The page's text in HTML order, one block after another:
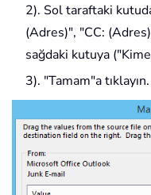
2). Sol taraftaki
(Adres)", "CC:
sağdaki kutuya
3). "Tamam"a tıklayın.